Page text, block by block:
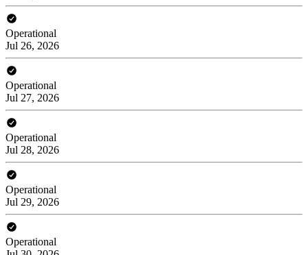
Operational
Jul 26, 2026
Operational
Jul 27, 2026
Operational
Jul 28, 2026
Operational
Jul 29, 2026
Operational